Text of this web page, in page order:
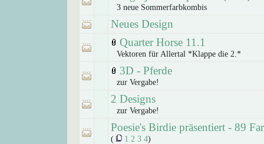
3 neue Sommerfarbkombis
Neues Design
Quarter Horse 11.1
Vektoren für Allertal *Klappe die 2.*
3D - Pferde
zur Vergabe!
2 Designs
zur Vergabe!
Poesie's Birdie präsentiert - 89
( 1 2 3 4)